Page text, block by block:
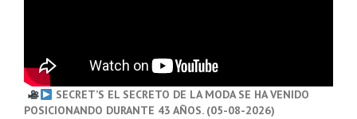
SECRET’S EL SECRETO DE LA MODA SE HA VENIDO
POSICIONANDO DURANTE 43 AÑOS. (05-08-2026)